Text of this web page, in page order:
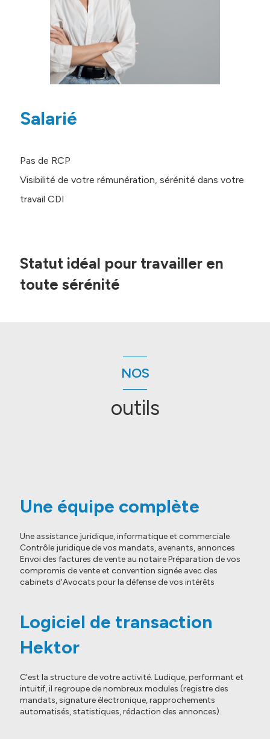
Salarié
Pas de RCP
Visibilité de votre rémunération, sérénité dans votre
travail CDI
Statut idéal pour travailler en
toute sérénité
NOS
outils
Une équipe complète
Une assistance juridique, informatique et commerciale
Contrôle juridique de vos mandats, avenants, annonces
Envoi des factures de vente au notaire Préparation de vos
compromis de vente et convention signée avec des
cabinets d'Avocats pour la défense de vos intérêts
Logiciel de transaction
Hektor
C'est la structure de votre activité. Ludique, performant et
intuitif, il regroupe de nombreux modules (registre des
mandats, signature électronique, rapprochements
automatisés, statistiques, rédaction des annonces).